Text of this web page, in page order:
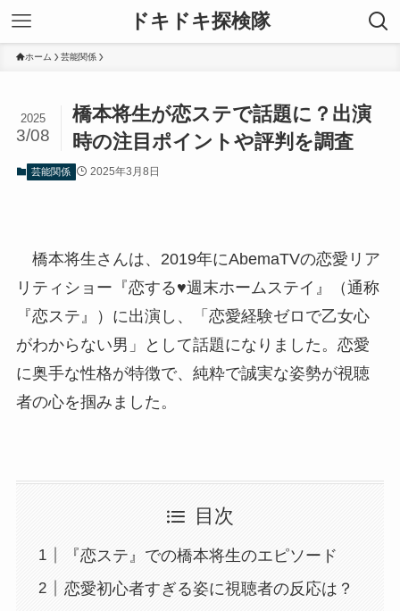
ドキドキ探検隊
ホーム 芸能関係
橋本将生が恋ステで話題に？出演
時の注目ポイントや評判を調査
2025
3/08
芸能関係 2025年3月8日
橋本将生さんは、2019年にAbemaTVの恋愛リア
リティショー『恋する♥週末ホームステイ』（通称
『恋ステ』）に出演し、「恋愛経験ゼロで乙女心
がわからない男」として話題になりました。恋愛
に奥手な性格が特徴で、純粋で誠実な姿勢が視聴
者の心を掴みました。
目次
『恋ステ』での橋本将生のエピソード
恋愛初心者すぎる姿に視聴者の反応は？